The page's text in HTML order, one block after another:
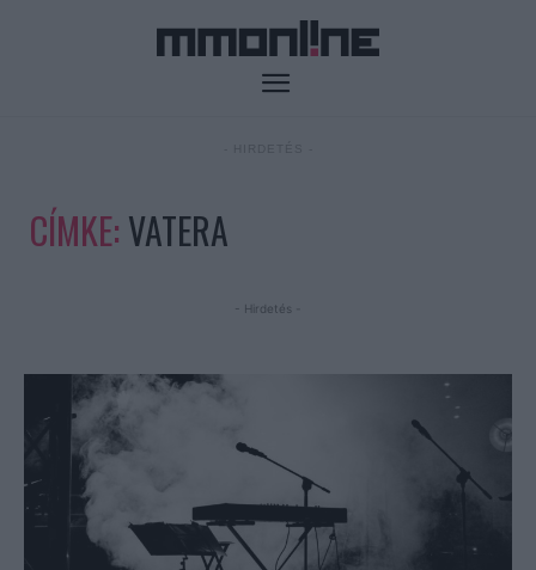
CÍMKE: VATERA
- Hirdetés -